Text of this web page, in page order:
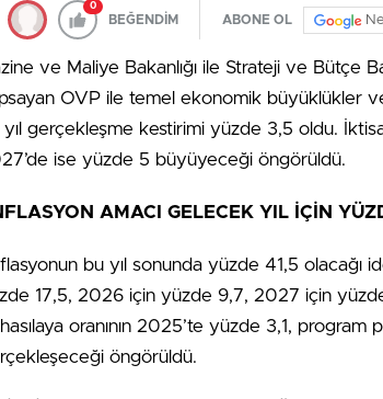
0
BEĞENDİM ABONE OL
ve Maliye Bakanlığı ile Strateji ve Bütçe
OVP ile temel ekonomik büyüklükler
yıl gerçekleşme kestirimi yüzde 3,5 oldu.
ise yüzde 5 büyüyeceği öngörüldü.
AMACI GELECEK YIL İÇİN
bu yıl sonunda yüzde 41,5 olacağı
17,5, 2026 için yüzde 9,7, 2027 için
oranının 2025’te yüzde 3,1,
öngörüldü.